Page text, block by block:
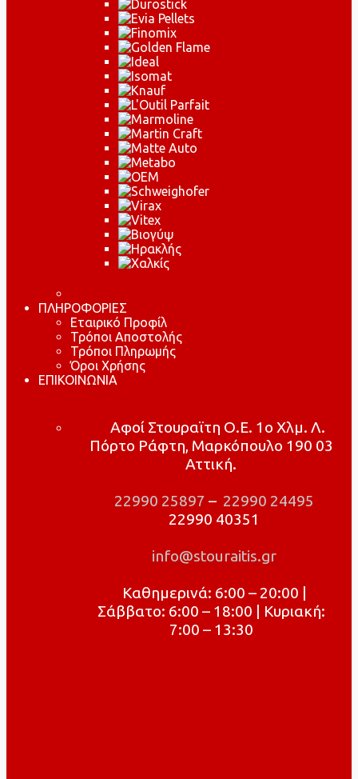
ΠΛΗΡΟΦΟΡΙΕΣ
Εταιρικό Προφίλ
Τρόποι Αποστολής
Τρόποι Πληρωμής
Όροι Χρήσης
ΕΠΙΚΟΙΝΩΝΙΑ
Αφοί Στουραϊτη Ο.Ε. 1ο Χλμ. Λ.
Πόρτο Ράφτη, Μαρκόπουλο 190 03
Αττική.
22990 25897 – 22990 24495
22990 40351
info@stouraitis.gr
Καθημερινά: 6:00 – 20:00 |
Σάββατο: 6:00 – 18:00 | Κυριακή:
7:00 – 13:30